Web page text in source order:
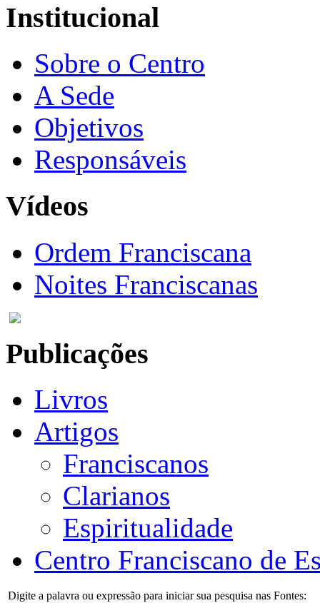
Institucional
Sobre o Centro
A Sede
Objetivos
Responsáveis
Vídeos
Ordem Franciscana
Noites Franciscanas
Publicações
Livros
Artigos
Franciscanos
Clarianos
Espiritualidade
Centro Franciscano de
Digite a palavra ou expressão para iniciar sua pesquisa nas Fontes: